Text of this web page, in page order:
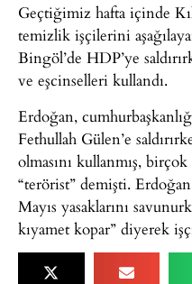
Geçtiğimiz hafta içinde
temizlik işçilerini
Bingöl’de HDP’ye
ve eşcinselleri kullandı.
Erdoğan,
Fethullah Gülen’e
olmasını kullanmış,
“terörist” demişti.
Mayıs yasaklarını
kıyamet kopar” diyerek